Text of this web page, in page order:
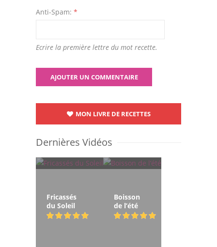
Anti-Spam: *
Ecrire la première lettre du mot recette.
MON LIVRE DE RECETTES
Dernières Vidéos
Fricassés
du Soleil
Boisson
de l’été